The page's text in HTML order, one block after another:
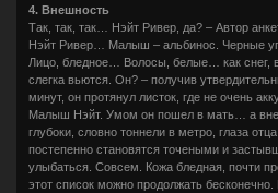
4. Внешность
Так, так, так… Нэйт Ривер, да? – Автор
Нэйт Ривер… Малыш – альбинос. Черные
Лицо, бледное… Волосы, белые… как снег,
слегка вьются. Он? – получив
минут, он протянул листок, где не очень
Малыш Нэйт. Умом он пошел в мать… а
глубоки, словно тоннели в метро, глаза
постепенно становятся точеными и
улыбаться. Совсем. Кожа бледная, почти
этот список можно продолжать